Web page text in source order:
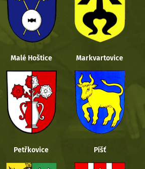
Malé Hoštice Markvartovice
Petřkovice Píšť